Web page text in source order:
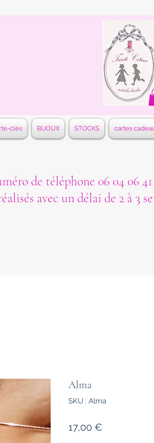
clés BIJOUX STOCKS cartes
de téléphone 06 04 06
avec un délai de 2 à 3
Alma
SKU : Alma
17,00 €